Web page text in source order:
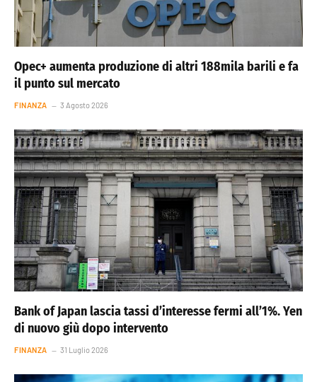
Opec+ aumenta produzione di altri 188mila barili e fa
il punto sul mercato
FINANZA 3 Agosto 2026
Bank of Japan lascia tassi d’interesse fermi all’1%. Yen
di nuovo giù dopo intervento
FINANZA 31 Luglio 2026